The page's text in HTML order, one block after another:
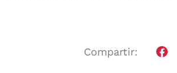
Compartir: